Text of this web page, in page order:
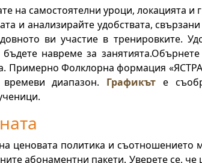
на самостоятелни уроци, локацията
и анализирайте удобствата,
ви участие в тренировките.
навреме за
Примерно Фолклорна формация
диапазон.
Графикът е
ценовата политика и съотношението
абонаментни пакети. Уверете се,